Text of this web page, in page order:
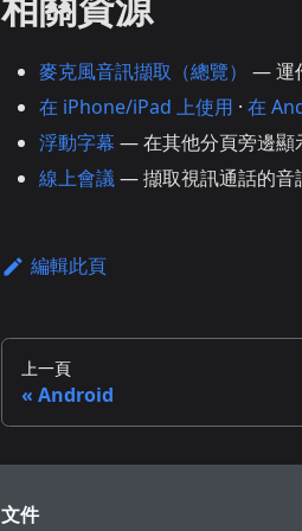
麥克風音訊擷取（總覽）
— 運
在 iPhone/iPad 上使用 · 在
浮動字幕 — 在其他分頁旁邊顯
線上會議— 擷取視訊通話的音
編輯此頁
上一頁
Android
文件